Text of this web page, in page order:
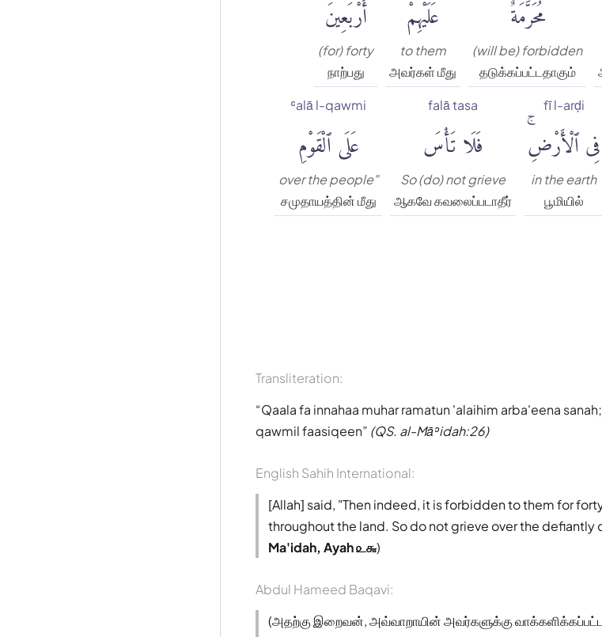
مُحَرَّمَةٌ
(will be) forbidden
தடுக்கப்பட்டதாகும்
عَلَيْهِمْۛ
to them
அவர்கள் மீது
أَرْبَعِينَ
(for) forty
நாற்பது
fī l-arḍi
فِى ٱلْأَرْضِۚ
in the earth
பூமியில்
falā tasa
فَلَا تَأْسَ
So (do) not grieve
ஆகவே கவலைப்படாதீர்
ʿalā l-qawmi
عَلَى ٱلْقَوْمِ
over the people"
சமுதாயத்தின் மீது
Transliteration:
Qaala fa innahaa muhar ramatun 'alaihim arba'eena
qawmil faasiqeen (QS. al-Māʾidah:26)
English Sahih International:
[Allah] said, "Then indeed, it is forbidden to them for
throughout the land. So do not grieve over the
Ma'idah, Ayah ௨௬)
Abdul Hameed Baqavi:
(அதற்கு இறைவன், அவ்வாறாயின் அவர்களுக்கு